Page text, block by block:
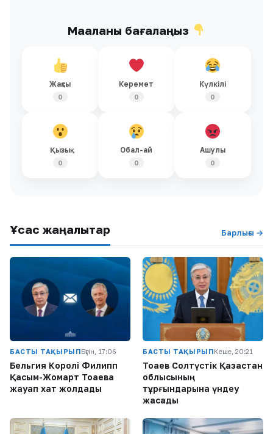
Мақаланы бағалаңыз
Жақсы
0
Керемет
0
Күлкілі
0
Қызық
0
Обал-ай
0
Ашулы
0
Ұқсас жаңалықтар Барлығы →
БАСТЫ ТАҚЫРЫПБүгін, 17:06
Бельгия Королі Филипп
Қасым-Жомарт Тоқаевқа
жауап хат жолдады
БАСТЫ ТАҚЫРЫПКеше, 20:21
Тоқаев Солтүстік Қазақстан
облысының
тұрғындарына үндеу
жасады